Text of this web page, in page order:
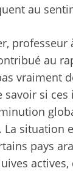
au
professeur
au
vraiment
savoir si
La situation
pays
actives,